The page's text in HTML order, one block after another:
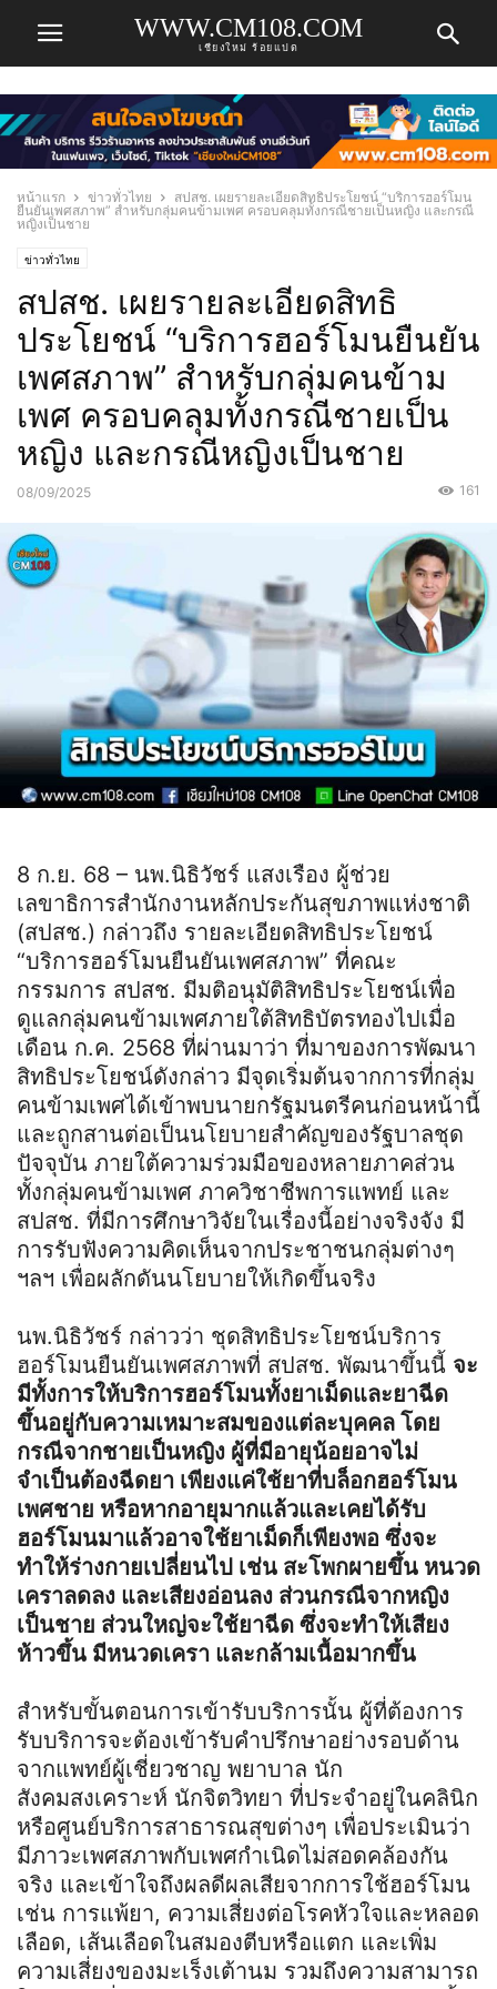
WWW.CM108.COM
เชียงใหม่ ร้อยแปด
หน้าแรก ข่าวทั่วไทย
สปสช. เผยรายละเอียดสิทธิประโยชน์ “บริการฮอร์โมน
ยืนยันเพศสภาพ” สำหรับกลุ่มคนข้ามเพศ ครอบคลุมทั้งกรณีชายเป็นหญิง และกรณี
หญิงเป็นชาย
ข่าวทั่วไทย
สปสช. เผยรายละเอียดสิทธิ
ประโยชน์ “บริการฮอร์โมนยืนยัน
เพศสภาพ” สำหรับกลุ่มคนข้าม
เพศ ครอบคลุมทั้งกรณีชายเป็น
หญิง และกรณีหญิงเป็นชาย
08/09/2025 161
8 ก.ย. 68 – นพ.นิธิวัชร์ แสงเรือง ผู้ช่วย
เลขาธิการสำนักงานหลักประกันสุขภาพแห่งชาติ
(สปสช.) กล่าวถึง รายละเอียดสิทธิประโยชน์
“บริการฮอร์โมนยืนยันเพศสภาพ” ที่คณะ
กรรมการ สปสช. มีมติอนุมัติสิทธิประโยชน์เพื่อ
ดูแลกลุ่มคนข้ามเพศภายใต้สิทธิบัตรทองไปเมื่อ
เดือน ก.ค. 2568 ที่ผ่านมาว่า ที่มาของการพัฒนา
สิทธิประโยชน์ดังกล่าว มีจุดเริ่มต้นจากการที่กลุ่ม
คนข้ามเพศได้เข้าพบนายกรัฐมนตรีคนก่อนหน้านี้
และถูกสานต่อเป็นนโยบายสำคัญของรัฐบาลชุด
ปัจจุบัน ภายใต้ความร่วมมือของหลายภาคส่วน
ทั้งกลุ่มคนข้ามเพศ ภาควิชาชีพการแพทย์ และ
สปสช. ที่มีการศึกษาวิจัยในเรื่องนี้อย่างจริงจัง มี
การรับฟังความคิดเห็นจากประชาชนกลุ่มต่างๆ
ฯลฯ เพื่อผลักดันนโยบายให้เกิดขึ้นจริง
นพ.นิธิวัชร์ กล่าวว่า ชุดสิทธิประโยชน์บริการ
ฮอร์โมนยืนยันเพศสภาพที่ สปสช. พัฒนาขึ้นนี้ จะ
มีทั้งการให้บริการฮอร์โมนทั้งยาเม็ดและยาฉีด
ขึ้นอยู่กับความเหมาะสมของแต่ละบุคคล โดย
กรณีจากชายเป็นหญิง ผู้ที่มีอายุน้อยอาจไม่
จำเป็นต้องฉีดยา เพียงแค่ใช้ยาที่บล็อกฮอร์โมน
เพศชาย หรือหากอายุมากแล้วและเคยได้รับ
ฮอร์โมนมาแล้วอาจใช้ยาเม็ดก็เพียงพอ ซึ่งจะ
ทำให้ร่างกายเปลี่ยนไป เช่น สะโพกผายขึ้น หนวด
เคราลดลง และเสียงอ่อนลง ส่วนกรณีจากหญิง
เป็นชาย ส่วนใหญ่จะใช้ยาฉีด ซึ่งจะทำให้เสียง
ห้าวขึ้น มีหนวดเครา และกล้ามเนื้อมากขึ้น
สำหรับขั้นตอนการเข้ารับบริการนั้น ผู้ที่ต้องการ
รับบริการจะต้องเข้ารับคำปรึกษาอย่างรอบด้าน
จากแพทย์ผู้เชี่ยวชาญ พยาบาล นัก
สังคมสงเคราะห์ นักจิตวิทยา ที่ประจำอยู่ในคลินิก
หรือศูนย์บริการสาธารณสุขต่างๆ เพื่อประเมินว่า
มีภาวะเพศสภาพกับเพศกำเนิดไม่สอดคล้องกัน
จริง และเข้าใจถึงผลดีผลเสียจากการใช้ฮอร์โมน
เช่น การแพ้ยา, ความเสี่ยงต่อโรคหัวใจและหลอด
เลือด, เส้นเลือดในสมองตีบหรือแตก และเพิ่ม
ความเสี่ยงของมะเร็งเต้านม รวมถึงความสามารถ